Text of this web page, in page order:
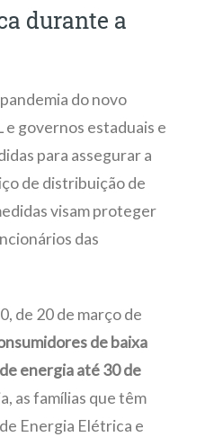
durante a
do novo
e governos estaduais e
para assegurar a
de distribuição de
visam proteger
das
de 20 de março de
de baixa
energia até 30 de
as famílias que têm
Energia Elétrica e